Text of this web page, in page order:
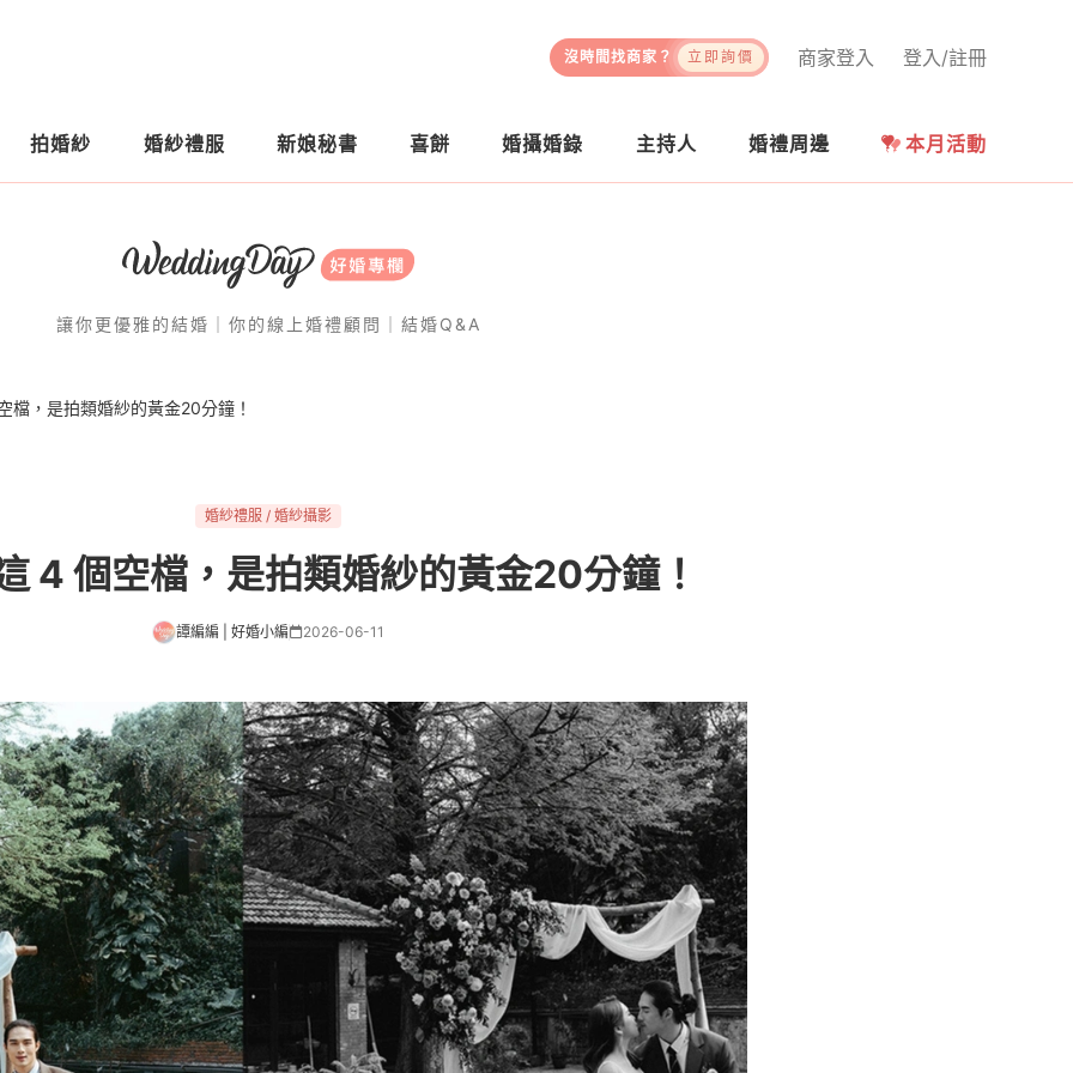
登入/註冊
商家登入
沒時間找商家？ 立即詢價
拍婚紗 婚紗禮服 新娘秘書 喜餅 婚攝婚錄 主持人 婚禮周邊 本月活動
讓你更優雅的結婚｜你的線上婚禮顧問｜結婚Q&A
檔，是拍類婚紗的黃金20分鐘！
婚紗禮服 / 婚紗攝影
4 個空檔，是拍類婚紗的黃金20分鐘！
譚編編 | 好婚小編 2026-06-11